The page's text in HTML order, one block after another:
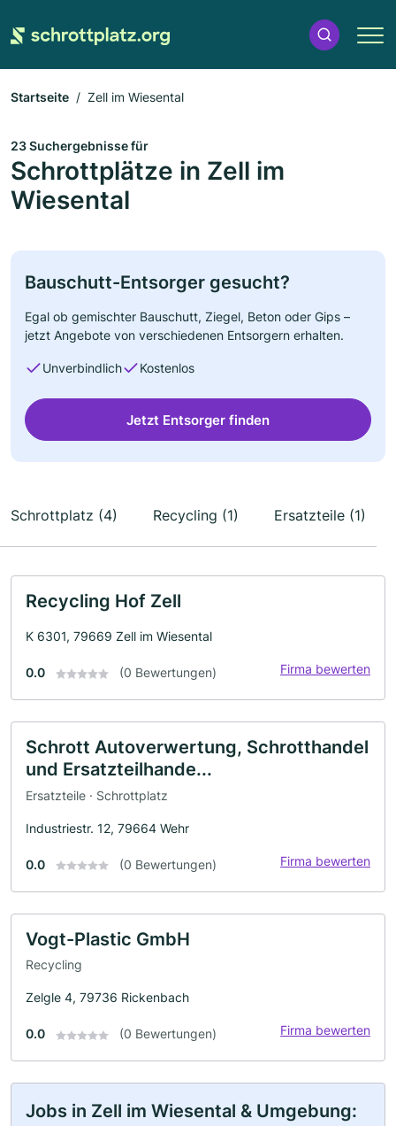
Startseite Zell im Wiesental
23 Suchergebnisse für
Schrottplätze in Zell im
Wiesental
Bauschutt-Entsorger gesucht?
Egal ob gemischter Bauschutt, Ziegel, Beton oder Gips –
jetzt Angebote von verschiedenen Entsorgern erhalten.
Unverbindlich Kostenlos
Jetzt Entsorger finden
Schrottplatz (4) Recycling (1) Ersatzteile (1)
Recycling Hof Zell
K 6301, 79669 Zell im Wiesental
0.0 (0 Bewertungen) Firma bewerten
Schrott Autoverwertung, Schrotthandel
und Ersatzteilhande...
Ersatzteile · Schrottplatz
Industriestr. 12, 79664 Wehr
0.0 (0 Bewertungen) Firma bewerten
Vogt-Plastic GmbH
Recycling
Zelgle 4, 79736 Rickenbach
0.0 (0 Bewertungen) Firma bewerten
Jobs in Zell im Wiesental & Umgebung: